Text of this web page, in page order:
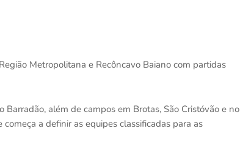
Metropolitana e Recôncavo Baiano com partidas
além de campos em Brotas, São Cristóvão e no
a definir as equipes classificadas para as